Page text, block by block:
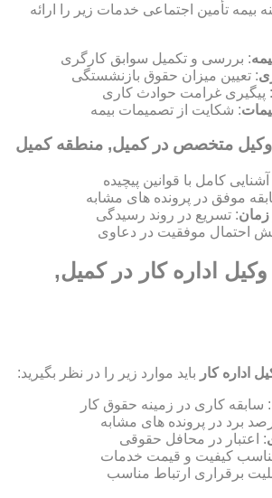
بیمه تأمین اجتماعی خدمات زیر را ارائه
: بررسی و تکمیل سوابق کارگری
: تعیین میزان حقوق بازنشستگی
: پیگیری غرامت حوادث کاری
: شکایت از تصمیمات بیمه
وکیل متخصص در کمیل, منطقه کمیل
آشنایی کامل با قوانین پیچیده
موفق در پرونده های مشابه
: تسریع در روند رسیدگی
احتمال موفقیت در دعاوی
وکیل اداره کار در کمیل,
اداره کار باید موارد زیر را در نظر بگیرید:
: سابقه کاری در زمینه حقوق کار
برد در پرونده های مشابه
: اعتبار در محافل حقوقی
کیفیت و قیمت خدمات
برقراری ارتباط مناسب